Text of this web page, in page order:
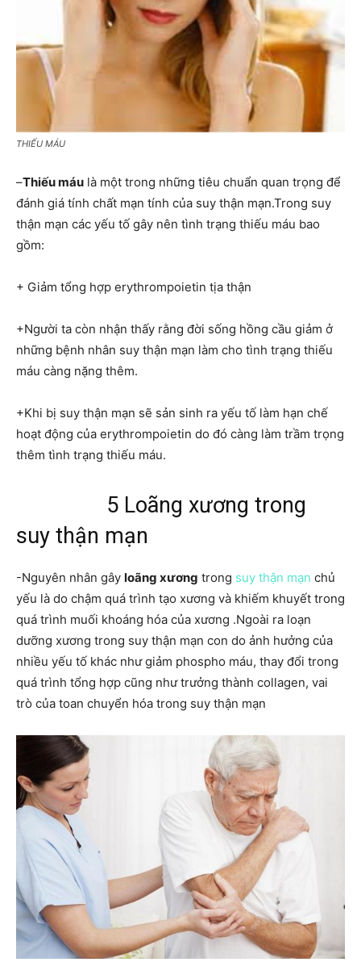
THIẾU MÁU
–Thiếu máu là một trong những tiêu chuẩn quan trọng để
đánh giá tính chất mạn tính của suy thận mạn.Trong suy
thận mạn các yếu tố gây nên tình trạng thiếu máu bao
gồm:
+ Giảm tổng hợp erythrompoietin tịa thận
+Người ta còn nhận thấy rằng đời sống hồng cầu giảm ở
những bệnh nhân suy thận mạn làm cho tình trạng thiếu
máu càng nặng thêm.
+Khi bị suy thận mạn sẽ sản sinh ra yếu tố làm hạn chế
hoạt động của erythrompoietin do đó càng làm trầm trọng
thêm tình trạng thiếu máu.
5 Loãng xương trong
suy thận mạn
-Nguyên nhân gây loãng xương trong suy thận mạn chủ
yếu là do chậm quá trình tạo xương và khiếm khuyết trong
quá trình muối khoáng hóa của xương .Ngoài ra loạn
dưỡng xương trong suy thận mạn con do ảnh hưởng của
nhiều yếu tố khác như giảm phospho máu, thay đổi trong
quá trình tổng hợp cũng như trưởng thành collagen, vai
trò của toan chuyển hóa trong suy thận mạn